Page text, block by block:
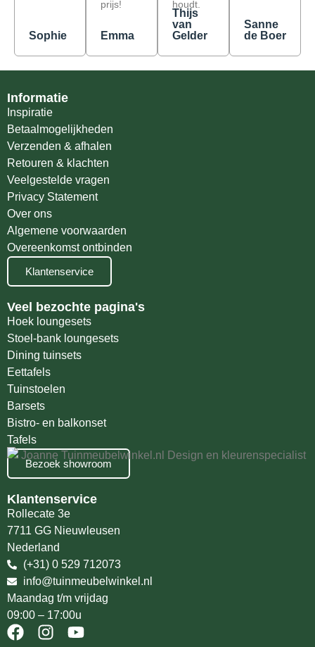
Sophie
prijs!
Emma
houdt.
Thijs
van
Gelder
Sanne
de Boer
Informatie
Inspiratie
Betaalmogelijkheden
Verzenden & afhalen
Retouren & klachten
Veelgestelde vragen
Privacy Statement
Over ons
Algemene voorwaarden
Overeenkomst ontbinden
Klantenservice
Veel bezochte pagina's
Hoek loungesets
Stoel-bank loungesets
Dining tuinsets
Eettafels
Tuinstoelen
Barsets
Bistro- en balkonset
Tafels
Bezoek showroom
Klantenservice
Rollecate 3e
7711 GG Nieuwleusen
Nederland
(+31) 0 529 712073
info@tuinmeubelwinkel.nl
Maandag t/m vrijdag
09:00 – 17:00u